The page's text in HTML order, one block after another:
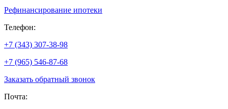
Рефинансирование ипотеки
Телефон:
+7 (343) 307-38-98
+7 (965) 546-87-68
Заказать обратный звонок
Почта: